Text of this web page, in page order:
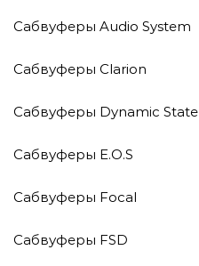
Сабвуферы Audio System
Сабвуферы Clarion
Сабвуферы Dynamic State
Сабвуферы E.O.S
Сабвуферы Focal
Сабвуферы FSD